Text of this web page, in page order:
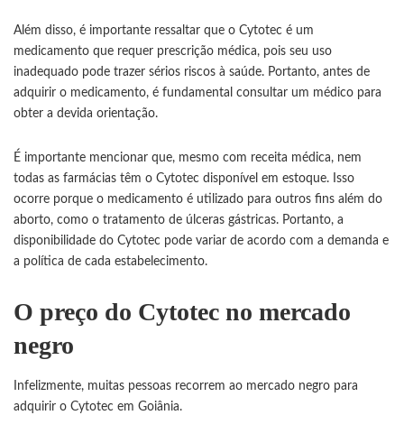
Além disso, é importante ressaltar que o Cytotec é um
medicamento que requer prescrição médica, pois seu uso
inadequado pode trazer sérios riscos à saúde. Portanto, antes de
adquirir o medicamento, é fundamental consultar um médico para
obter a devida orientação.
É importante mencionar que, mesmo com receita médica, nem
todas as farmácias têm o Cytotec disponível em estoque. Isso
ocorre porque o medicamento é utilizado para outros fins além do
aborto, como o tratamento de úlceras gástricas. Portanto, a
disponibilidade do Cytotec pode variar de acordo com a demanda e
a política de cada estabelecimento.
O preço do Cytotec no mercado
negro
Infelizmente, muitas pessoas recorrem ao mercado negro para
adquirir o Cytotec em Goiânia.